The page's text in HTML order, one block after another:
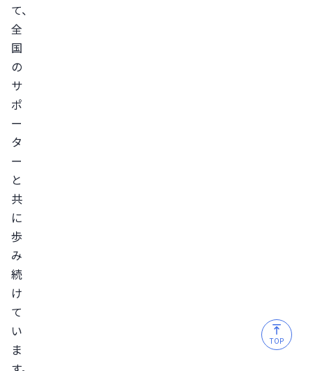
て、
全
国
の
サ
ポ
ー
タ
ー
と
共
に
歩
み
続
け
て
い
ま
TOP